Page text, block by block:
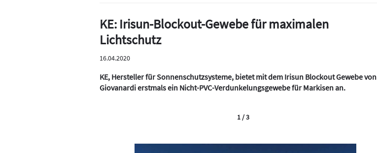
KE: Irisun-Blockout-Gewebe für maximalen
Lichtschutz
16.04.2020
KE, Hersteller für Sonnenschutzsysteme, bietet mit dem Irisun Blockout Gewebe von
Giovanardi erstmals ein Nicht-PVC-Verdunkelungsgewebe für Markisen an.
1 / 3